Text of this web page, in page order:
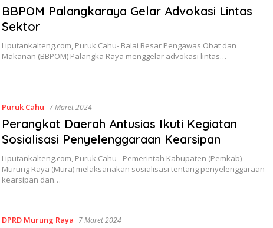
BBPOM Palangkaraya Gelar Advokasi Lintas
Sektor
Liputankalteng.com, Puruk Cahu- Balai Besar Pengawas Obat dan
Makanan (BBPOM) Palangka Raya menggelar advokasi lintas…
Puruk Cahu 7 Maret 2024
Perangkat Daerah Antusias Ikuti Kegiatan
Sosialisasi Penyelenggaraan Kearsipan
Liputankalteng.com, Puruk Cahu –Pemerintah Kabupaten (Pemkab)
Murung Raya (Mura) melaksanakan sosialisasi tentang penyelenggaraan
kearsipan dan…
DPRD Murung Raya 7 Maret 2024